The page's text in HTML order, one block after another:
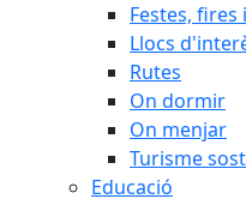
Festes, fires
Llocs
Rutes
On dormir
On menjar
Turisme
Educació